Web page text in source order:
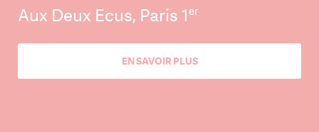
Aux Deux Ecus, Paris 1 er
EN SAVOIR PLUS